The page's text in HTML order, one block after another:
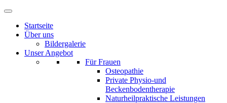
Startseite
Über uns
Bildergalerie
Unser Angebot
Für Frauen
Osteopathie
Private Physio-und
Beckenbodentherapie
Naturheilpraktische Leistungen